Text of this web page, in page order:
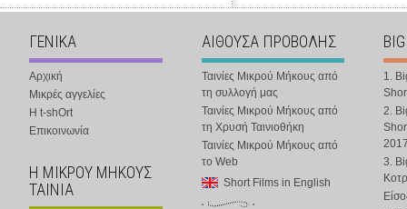
ΓΕΝΙΚΑ
Αρχική
Μικρές αγγελίες
Η t-shOrt
Επικοινωνία
Η ΜΙΚΡΟΥ ΜΗΚΟΥΣ
ΤΑΙΝΙΑ
ΑΙΘΟΥΣΑ ΠΡΟΒΟΛΗΣ
Ταινίες Μικρού Μήκους από
τη συλλογή μας
Ταινίες Μικρού Μήκους από
τη Χρυσή Ταινιοθήκη
Ταινίες Μικρού Μήκους από
το Web
Short Films in English
1.
2.
3.